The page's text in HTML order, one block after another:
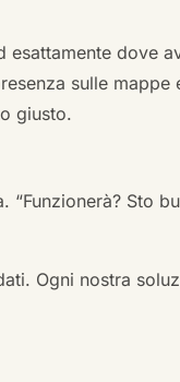
dove
sulle
giusto.
Sto
Ogni nostra